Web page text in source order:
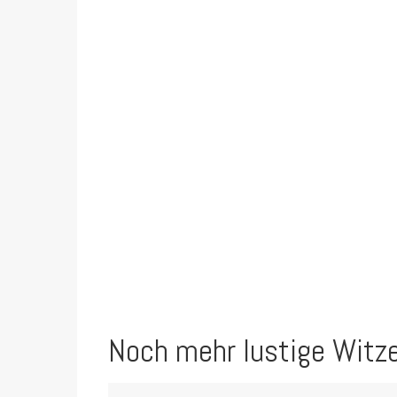
Noch mehr lustige